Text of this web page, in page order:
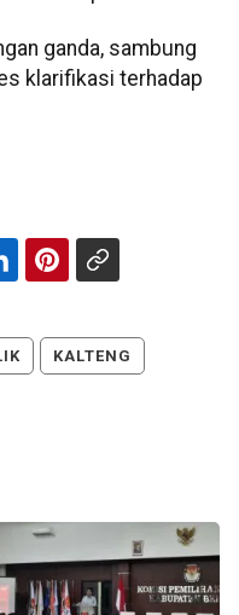
ganda, sambung
klarifikasi terhadap
KALTENG